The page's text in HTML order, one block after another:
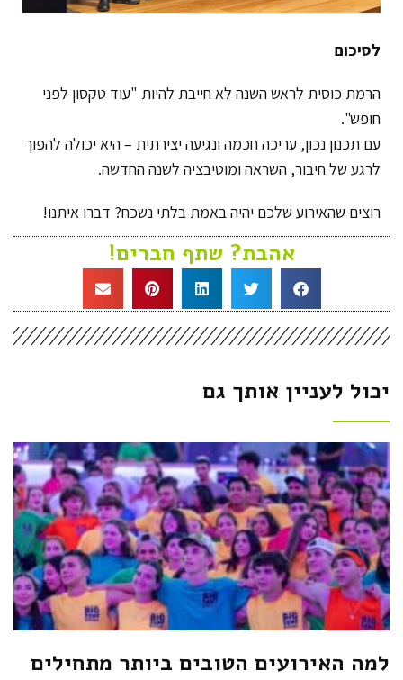
לסיכום
הרמת כוסית לראש השנה לא חייבת להיות "עוד טקסון לפני
חופש".
עם תכנון נכון, עריכה חכמה ונגיעה יצירתית – היא יכולה להפוך
לרגע של חיבור, השראה ומוטיבציה לשנה החדשה.
רוצים שהאירוע שלכם יהיה באמת בלתי נשכח? דברו איתנו!
אהבת? שתף חברים!
יכול לעניין אותך גם
למה האירועים הטובים ביותר מתחילים